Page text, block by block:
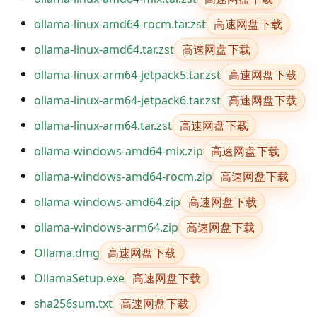
ollama-linux-amd64-rocm.tar.zst 高速网盘下载
ollama-linux-amd64.tar.zst 高速网盘下载
ollama-linux-arm64-jetpack5.tar.zst 高速网盘下载
ollama-linux-arm64-jetpack6.tar.zst 高速网盘下载
ollama-linux-arm64.tar.zst 高速网盘下载
ollama-windows-amd64-mlx.zip 高速网盘下载
ollama-windows-amd64-rocm.zip 高速网盘下载
ollama-windows-amd64.zip 高速网盘下载
ollama-windows-arm64.zip 高速网盘下载
Ollama.dmg 高速网盘下载
OllamaSetup.exe 高速网盘下载
sha256sum.txt 高速网盘下载